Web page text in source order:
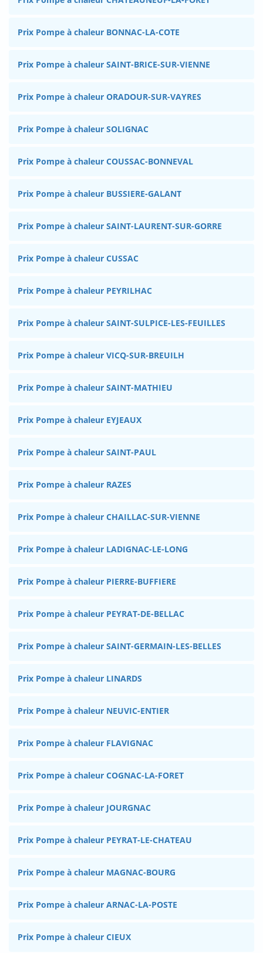
Prix Pompe à chaleur BONNAC-LA-COTE
Prix Pompe à chaleur SAINT-BRICE-SUR-VIENNE
Prix Pompe à chaleur ORADOUR-SUR-VAYRES
Prix Pompe à chaleur SOLIGNAC
Prix Pompe à chaleur COUSSAC-BONNEVAL
Prix Pompe à chaleur BUSSIERE-GALANT
Prix Pompe à chaleur SAINT-LAURENT-SUR-GORRE
Prix Pompe à chaleur CUSSAC
Prix Pompe à chaleur PEYRILHAC
Prix Pompe à chaleur SAINT-SULPICE-LES-FEUILLES
Prix Pompe à chaleur VICQ-SUR-BREUILH
Prix Pompe à chaleur SAINT-MATHIEU
Prix Pompe à chaleur EYJEAUX
Prix Pompe à chaleur SAINT-PAUL
Prix Pompe à chaleur RAZES
Prix Pompe à chaleur CHAILLAC-SUR-VIENNE
Prix Pompe à chaleur LADIGNAC-LE-LONG
Prix Pompe à chaleur PIERRE-BUFFIERE
Prix Pompe à chaleur PEYRAT-DE-BELLAC
Prix Pompe à chaleur SAINT-GERMAIN-LES-BELLES
Prix Pompe à chaleur LINARDS
Prix Pompe à chaleur NEUVIC-ENTIER
Prix Pompe à chaleur FLAVIGNAC
Prix Pompe à chaleur COGNAC-LA-FORET
Prix Pompe à chaleur JOURGNAC
Prix Pompe à chaleur PEYRAT-LE-CHATEAU
Prix Pompe à chaleur MAGNAC-BOURG
Prix Pompe à chaleur ARNAC-LA-POSTE
Prix Pompe à chaleur CIEUX